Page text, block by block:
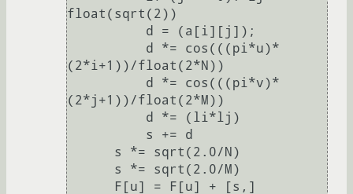
float(sqrt(2))
(2*i+1))/float(2*N))
(2*j+1))/float(2*M))